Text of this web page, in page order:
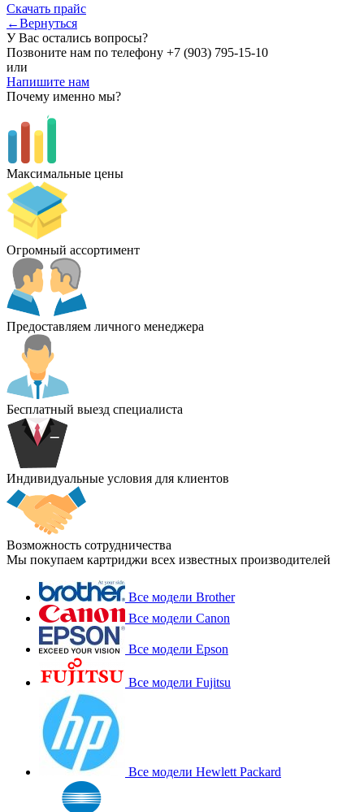
Скачать прайс
←Вернуться
У Вас остались вопросы?
Позвоните нам по телефону +7 (903) 795-15-10
или
Напишите нам
Почему именно мы?
Максимальные цены
Огромный ассортимент
Предоставляем личного менеджера
Бесплатный выезд специалиста
Индивидуальные условия для клиентов
Возможность сотрудничества
Мы покупаем картриджи всех известных производителей
Все модели Brother
Все модели Canon
Все модели Epson
Все модели Fujitsu
Все модели Hewlett Packard